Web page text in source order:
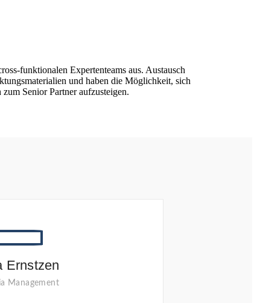
funktionalen Expertenteams aus. Austausch
und haben die Möglichkeit, sich
Senior Partner aufzusteigen.
Ernstzen
Management